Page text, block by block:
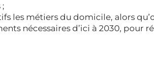
les métiers du domicile, alors
nécessaires d’ici à 2030, pour